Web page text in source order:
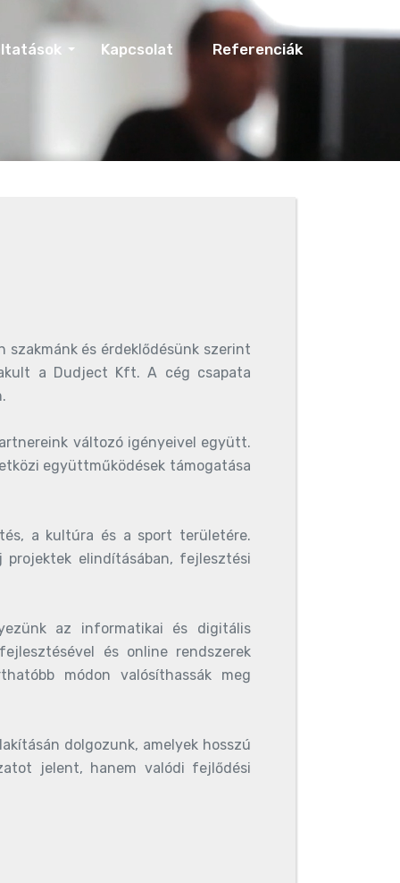
Kapcsolat Referenciák
szakmánk és érdeklődésünk szerint
a Dudject Kft. A cég csapata
változó igényeivel együtt.
együttműködések támogatása
a kultúra és a sport területére.
elindításában, fejlesztési
az informatikai és digitális
és online rendszerek
módon valósíthassák meg
dolgozunk, amelyek hosszú
jelent, hanem valódi fejlődési